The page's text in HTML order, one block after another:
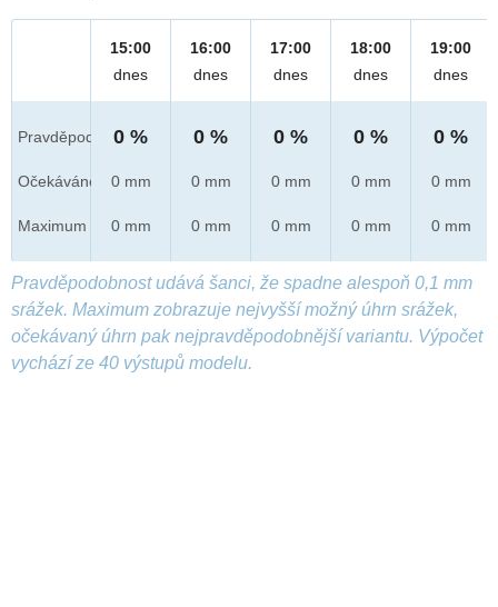
Pravděpod.
Očekáváno
Maximum
15:00
dnes
0 %
0 mm
0 mm
16:00
dnes
0 %
0 mm
0 mm
17:00
dnes
0 %
0 mm
0 mm
18:00
dnes
0 %
0 mm
0 mm
19:00
dnes
0 %
0 mm
0 mm
Pravděpodobnost udává šanci, že spadne alespoň 0,1 mm
srážek. Maximum zobrazuje nejvyšší možný úhrn srážek,
očekávaný úhrn pak nejpravděpodobnější variantu. Výpočet
vychází ze 40 výstupů modelu.